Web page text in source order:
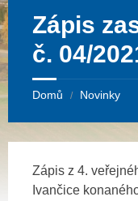
Zápis
č. 04/
Domů / Novinky
Zápis z 4.
Ivančice